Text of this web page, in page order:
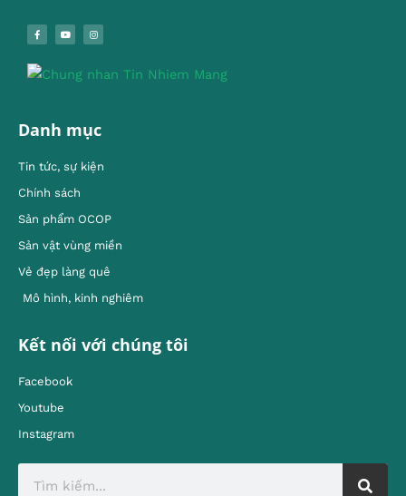
Danh mục
Tin tức, sự kiện
Chính sách
Sản phẩm OCOP
Sản vật vùng miền
Vẻ đẹp làng quê
Mô hình, kinh nghiêm
Kết nối với chúng tôi
Facebook
Youtube
Instagram